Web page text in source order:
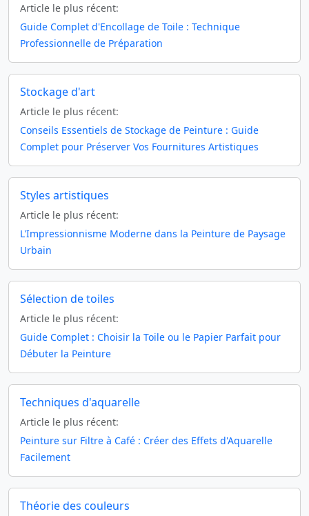
Article le plus récent:
Guide Complet d'Encollage de Toile : Technique
Professionnelle de Préparation
Stockage d'art
Article le plus récent:
Conseils Essentiels de Stockage de Peinture : Guide
Complet pour Préserver Vos Fournitures Artistiques
Styles artistiques
Article le plus récent:
L'Impressionnisme Moderne dans la Peinture de Paysage
Urbain
Sélection de toiles
Article le plus récent:
Guide Complet : Choisir la Toile ou le Papier Parfait pour
Débuter la Peinture
Techniques d'aquarelle
Article le plus récent:
Peinture sur Filtre à Café : Créer des Effets d'Aquarelle
Facilement
Théorie des couleurs